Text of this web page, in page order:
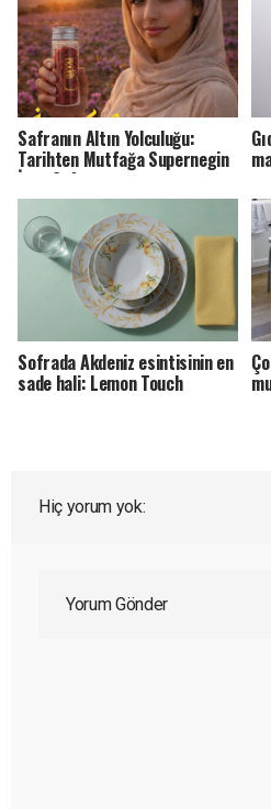
Safranın Altın Yolculuğu:
Tarihten Mutfağa Supernegin
İran Safranı
Sofrada Akdeniz esintisinin en
sade hali: Lemon Touch
Hiç yorum yok:
Yorum Gönder